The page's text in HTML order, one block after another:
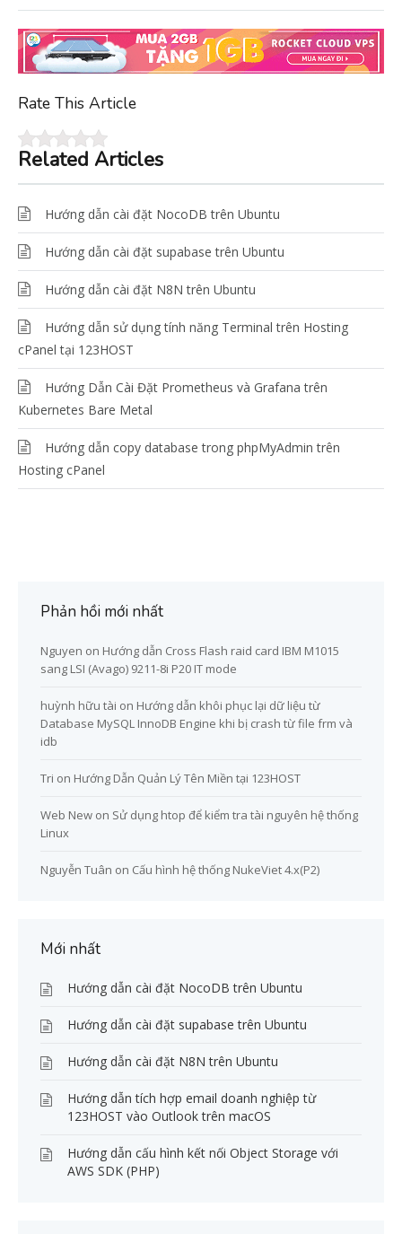
Rate This Article
Related Articles
Hướng dẫn cài đặt NocoDB trên Ubuntu
Hướng dẫn cài đặt supabase trên Ubuntu
Hướng dẫn cài đặt N8N trên Ubuntu
Hướng dẫn sử dụng tính năng Terminal trên Hosting
cPanel tại 123HOST
Hướng Dẫn Cài Đặt Prometheus và Grafana trên
Kubernetes Bare Metal
Hướng dẫn copy database trong phpMyAdmin trên
Hosting cPanel
Phản hồi mới nhất
Nguyen on Hướng dẫn Cross Flash raid card IBM M1015
sang LSI (Avago) 9211-8i P20 IT mode
huỳnh hữu tài on Hướng dẫn khôi phục lại dữ liệu từ
Database MySQL InnoDB Engine khi bị crash từ file frm và
idb
Tri on Hướng Dẫn Quản Lý Tên Miền tại 123HOST
Web New on Sử dụng htop để kiểm tra tài nguyên hệ thống
Linux
Nguyễn Tuân on Cấu hình hệ thống NukeViet 4.x(P2)
Mới nhất
Hướng dẫn cài đặt NocoDB trên Ubuntu
Hướng dẫn cài đặt supabase trên Ubuntu
Hướng dẫn cài đặt N8N trên Ubuntu
Hướng dẫn tích hợp email doanh nghiệp từ
123HOST vào Outlook trên macOS
Hướng dẫn cấu hình kết nối Object Storage với
AWS SDK (PHP)